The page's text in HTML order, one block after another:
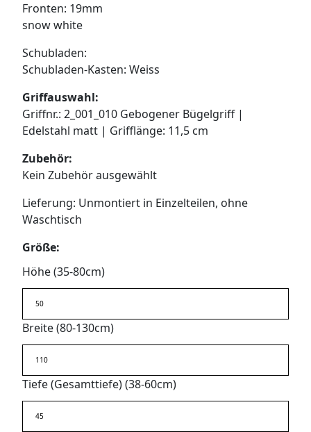
Fronten: 19mm
snow white
Schubladen:
Schubladen-Kasten: Weiss
Griffauswahl:
Griffnr.: 2_001_010 Gebogener Bügelgriff |
Edelstahl matt | Grifflänge: 11,5 cm
Zubehör:
Kein Zubehör ausgewählt
Lieferung: Unmontiert in Einzelteilen, ohne
Waschtisch
Größe:
Höhe (35-80cm)
Breite (80-130cm)
Tiefe (Gesamttiefe) (38-60cm)